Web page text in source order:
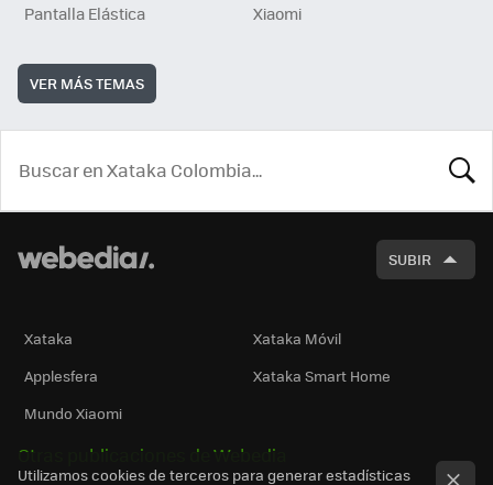
Pantalla Elástica
Xiaomi
VER MÁS TEMAS
SUBIR
Xataka
Xataka Móvil
Applesfera
Xataka Smart Home
Mundo Xiaomi
Otras publicaciones de Webedia
Utilizamos cookies de terceros para generar estadísticas